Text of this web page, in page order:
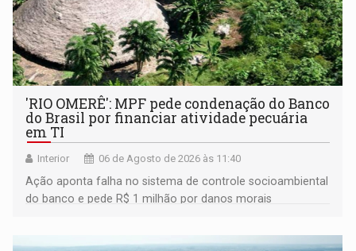
'RIO OMERÊ': MPF pede condenação do Banco
do Brasil por financiar atividade pecuária
em TI
Interior 06 de Agosto de 2026 às 11:40
Ação aponta falha no sistema de controle socioambiental
do banco e pede R$ 1 milhão por danos morais